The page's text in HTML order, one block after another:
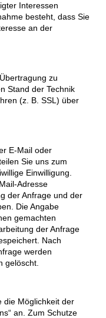
Interessen
besteht, dass Sie
an der
zu
Stand der Technik
(z. B. SSL) über
E-Mail oder
Sie uns zum
Einwilligung.
Adresse
der Anfrage und der
Die Angabe
gemachten
der Anfrage
Nach
werden
gelöscht.
die Möglichkeit der
an. Zum Schutze